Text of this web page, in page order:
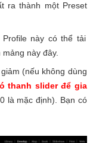
ra thành một Preset
này có thể tải
này đây.
(nếu không dùng
thanh slider để gia
là mặc định). Bạn có